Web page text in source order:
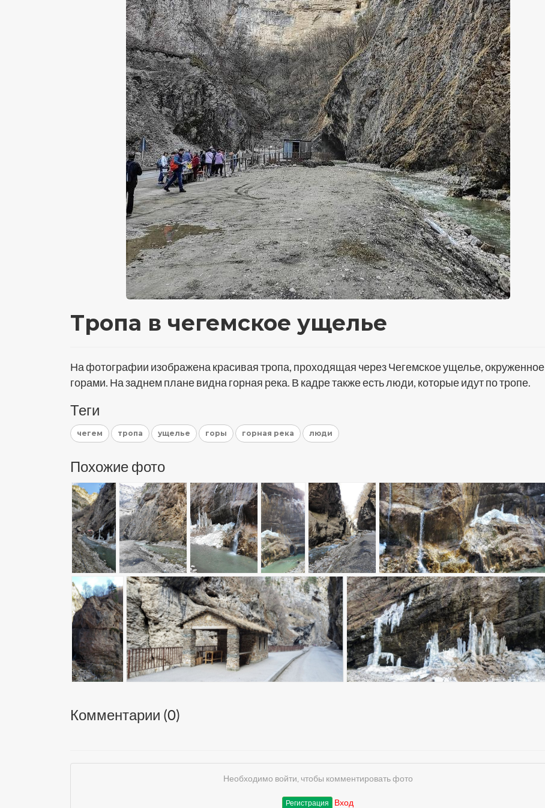
Тропа в чегемское ущелье
На фотографии изображена красивая тропа, проходящая через Чегемское ущелье, окруженное
горами. На заднем плане видна горная река. В кадре также есть люди, которые идут по тропе.
Теги
чегем тропа ущелье горы горная река люди
Похожие фото
Комментарии (0)
Необходимо войти, чтобы комментировать фото
Регистрация Вход